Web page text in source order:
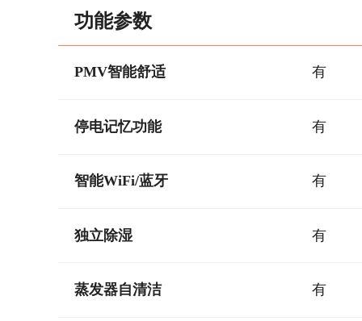
功能参数
PMV智能舒适 有
停电记忆功能 有
智能WiFi/蓝牙 有
独立除湿 有
蒸发器自清洁 有